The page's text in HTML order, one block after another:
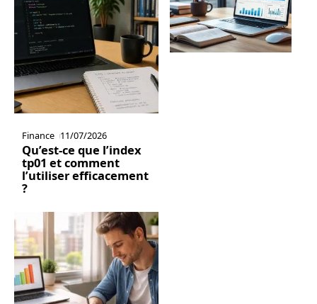
Finance 11/07/2026
Qu’est-ce que l’index
tp01 et comment
l’utiliser efficacement
?